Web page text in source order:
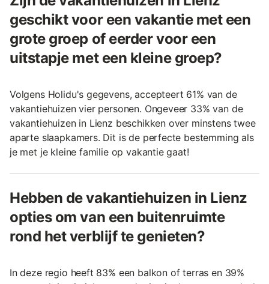
geschikt voor een vakantie met een
grote groep of eerder voor een
uitstapje met een kleine groep?
Volgens Holidu's gegevens, accepteert 61% van de
vakantiehuizen vier personen. Ongeveer 33% van de
vakantiehuizen in Lienz beschikken over minstens twee
aparte slaapkamers. Dit is de perfecte bestemming als
je met je kleine familie op vakantie gaat!
Hebben de vakantiehuizen in Lienz
opties om van een buitenruimte
rond het verblijf te genieten?
In deze regio heeft 83% een balkon of terras en 39%